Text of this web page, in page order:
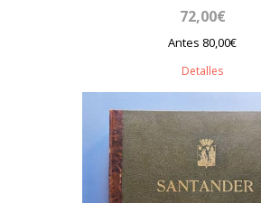
72,00€
Antes 80,00€
Detalles